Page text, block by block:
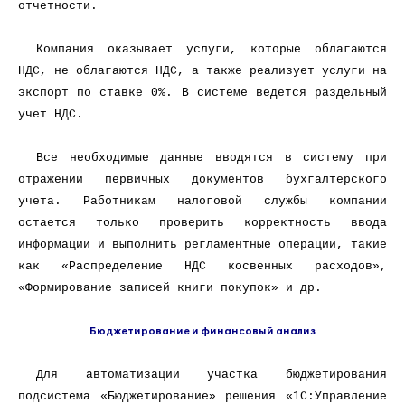
отчетности.
Компания оказывает услуги, которые облагаются
НДС, не облагаются НДС, а также реализует услуги на
экспорт по ставке 0%. В системе ведется раздельный
учет НДС.
Все необходимые данные вводятся в систему при
отражении первичных документов бухгалтерского
учета. Работникам налоговой службы компании
остается только проверить корректность ввода
информации и выполнить регламентные операции, такие
как «Распределение НДС косвенных расходов»,
«Формирование записей книги покупок» и др.
Бюджетирование и финансовый анализ
Для автоматизации участка бюджетирования
подсистема «Бюджетирование» решения «1С:Управление